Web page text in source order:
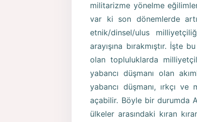
militarizme yönelme
var ki son dönemlerde
etnik/dinsel/ulus
arayışına bırakmıştır. İşte
olan topluluklarda
yabancı düşmanı olan
yabancı düşmanı, ırkçı
açabilir. Böyle bir durumda
ülkeler arasındaki kıran